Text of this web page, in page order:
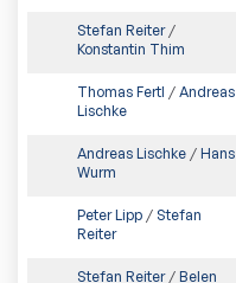
Stefan Reiter/
Konstantin Thim
Thomas Fertl / Andreas
Lischke
Andreas Lischke / Hans
Wurm
Peter Lipp / Stefan
Reiter
Stefan Reiter/ Belen